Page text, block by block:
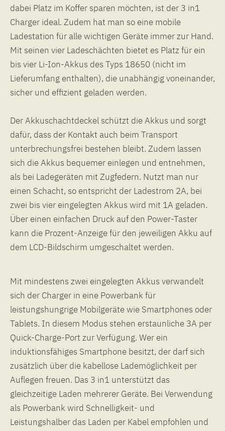
dabei Platz im Koffer sparen möchten, ist der 3 in1
Charger ideal. Zudem hat man so eine mobile
Ladestation für alle wichtigen Geräte immer zur Hand.
Mit seinen vier Ladeschächten bietet es Platz für ein
bis vier Li-Ion-Akkus des Typs 18650 (nicht im
Lieferumfang enthalten), die unabhängig voneinander,
sicher und effizient geladen werden.
Der Akkuschachtdeckel schützt die Akkus und sorgt
dafür, dass der Kontakt auch beim Transport
unterbrechungsfrei bestehen bleibt. Zudem lassen
sich die Akkus bequemer einlegen und entnehmen,
als bei Ladegeräten mit Zugfedern. Nutzt man nur
einen Schacht, so entspricht der Ladestrom 2A, bei
zwei bis vier eingelegten Akkus wird mit 1A geladen.
Über einen einfachen Druck auf den Power-Taster
kann die Prozent-Anzeige für den jeweiligen Akku auf
dem LCD-Bildschirm umgeschaltet werden.
Mit mindestens zwei eingelegten Akkus verwandelt
sich der Charger in eine Powerbank für
leistungshungrige Mobilgeräte wie Smartphones oder
Tablets. In diesem Modus stehen erstaunliche 3A per
Quick-Charge-Port zur Verfügung. Wer ein
induktionsfähiges Smartphone besitzt, der darf sich
zusätzlich über die kabellose Lademöglichkeit per
Auflegen freuen. Das 3 in1 unterstützt das
gleichzeitige Laden mehrerer Geräte. Bei Verwendung
als Powerbank wird Schnelligkeit- und
Leistungshalber das Laden per Kabel empfohlen und